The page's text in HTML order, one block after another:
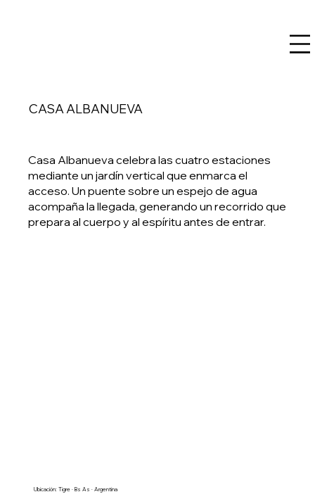
CASA ALBANUEVA
Casa Albanueva celebra las cuatro estaciones
mediante un jardín vertical que enmarca el
acceso. Un puente sobre un espejo de agua
acompaña la llegada, generando un recorrido que
prepara al cuerpo y al espíritu antes de entrar.
Ubicación: Tigre · Bs As · Argentina